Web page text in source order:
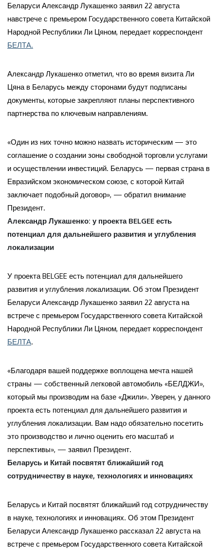
Беларуси Александр Лукашенко заявил 22 августа
навстрече с премьером Государственного совета Китайской
Народной Республики Ли Цяном, передает корреспондент
БЕЛТА.
Александр Лукашенко отметил, что во время визита Ли
Цяна в Беларусь между сторонами будут подписаны
документы, которые закрепляют планы перспективного
партнерства по ключевым направлениям.
«Один из них точно можно назвать историческим — это
соглашение о создании зоны свободной торговли услугами
и осуществлении инвестиций. Беларусь — первая страна в
Евразийском экономическом союзе, с которой Китай
заключает подобный договор», — обратил внимание
Президент.
Александр Лукашенко: у проекта BELGEE есть
потенциал для дальнейшего развития и углубления
локализации
У проекта BELGEE есть потенциал для дальнейшего
развития и углубления локализации. Об этом Президент
Беларуси Александр Лукашенко заявил 22 августа на
встрече с премьером Государственного совета Китайской
Народной Республики Ли Цяном, передает корреспондент
БЕЛТА.
«Благодаря вашей поддержке воплощена мечта нашей
страны — собственный легковой автомобиль «БЕЛДЖИ»,
который мы производим на базе «Джили». Уверен, у данного
проекта есть потенциал для дальнейшего развития и
углубления локализации. Вам надо обязательно посетить
это производство и лично оценить его масштаб и
перспективы», — заявил Президент.
Беларусь и Китай посвятят ближайший год
сотрудничеству в науке, технологиях и инновациях
Беларусь и Китай посвятят ближайший год сотрудничеству
в науке, технологиях и инновациях. Об этом Президент
Беларуси Александр Лукашенко рассказал 22 августа на
встрече с премьером Государственного совета Китайской